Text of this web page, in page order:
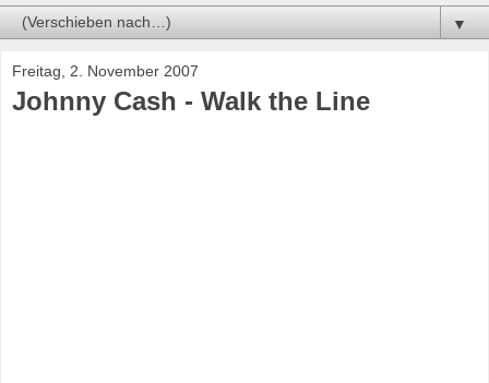
▼
Freitag, 2. November 2007
Johnny Cash - Walk the Line